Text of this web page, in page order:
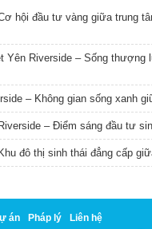
hội đầu tư vàng giữa trung
Yên Riverside – Sống thượng
– Không gian sống xanh
– Điểm sáng đầu tư
đô thị sinh thái đẳng cấp
án Pháp lý Liên hệ